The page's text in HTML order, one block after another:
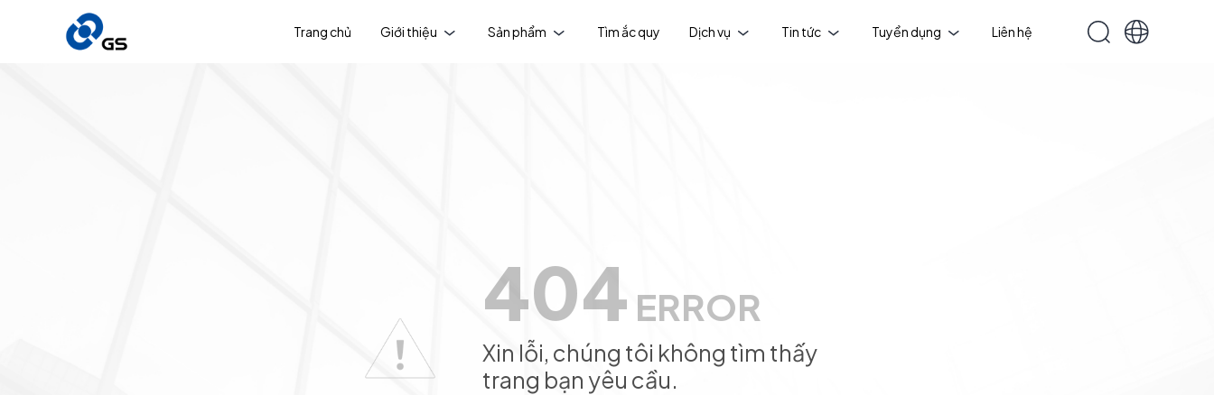
Trang chủ Giới thiệu Sản phẩm Tìm ắc quy Dịch vụ Tin tức Tuyển dụng Liên hệ
404 ERROR
Xin lỗi, chúng tôi không tìm thấy
trang bạn yêu cầu.